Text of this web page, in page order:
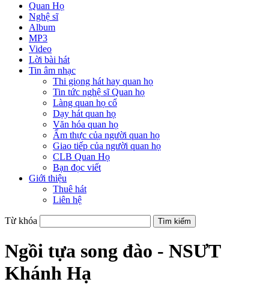
Quan Họ
Nghệ sĩ
Album
MP3
Video
Lời bài hát
Tin âm nhạc
Thi giọng hát hay quan họ
Tin tức nghệ sĩ Quan họ
Làng quan họ cổ
Dạy hát quan họ
Văn hóa quan họ
Ẩm thực của người quan họ
Giao tiếp của người quan họ
CLB Quan Họ
Bạn đọc viết
Giới thiệu
Thuê hát
Liên hệ
Từ khóa
Ngồi tựa song đào - NSƯT
Khánh Hạ